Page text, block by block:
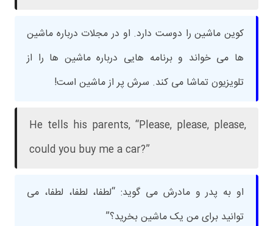
کوین ماشین را دوست دارد. او در مجلات درباره ماشین
ها می خواند و برنامه هایی درباره ماشین ها را از
تلویزیون تماشا می کند. سرش پر از ماشین است!
He tells his parents, “Please, please, please,
could you buy me a car?”
او به پدر و مادرش می گوید: “لطفا، لطفا، لطفا، می
توانید برای من یک ماشین بخرید؟”